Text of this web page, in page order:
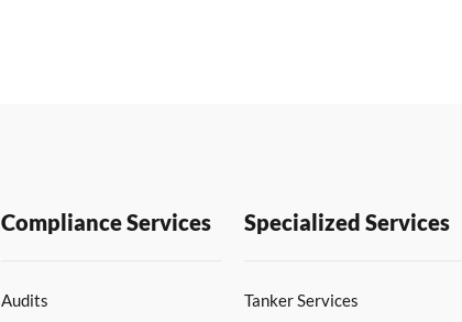
Compliance Services
Audits
Specialized Services
Tanker Services